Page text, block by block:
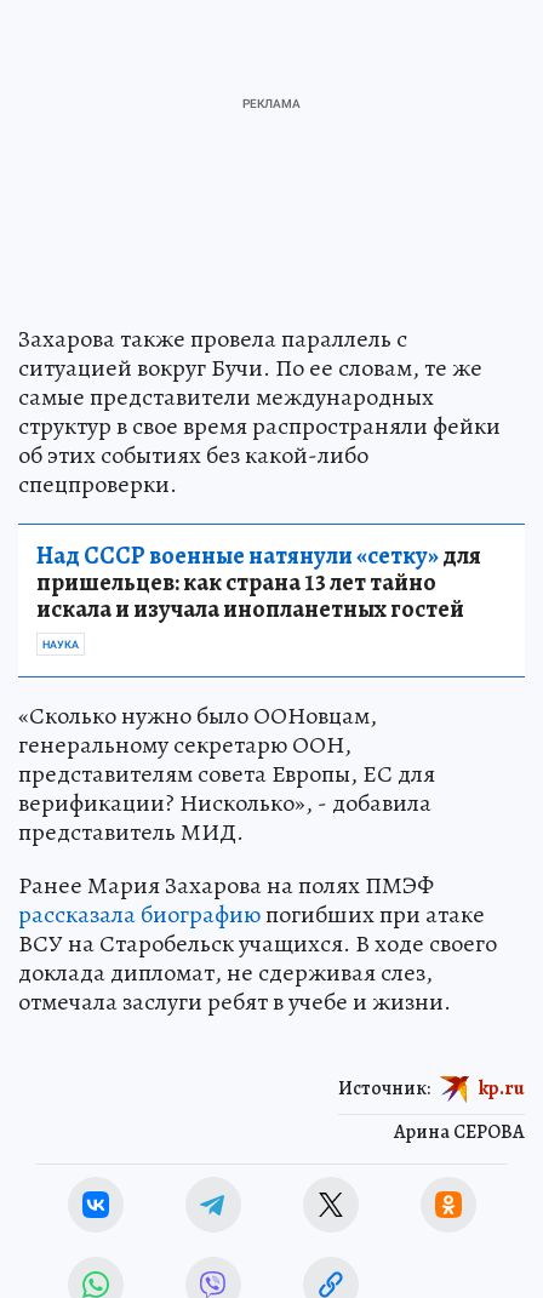
Захарова также провела параллель с
ситуацией вокруг Бучи. По ее словам, те же
самые представители международных
структур в свое время распространяли фейки
об этих событиях без какой-либо
спецпроверки.
Над СССР военные натянули «сетку»для
пришельцев: как страна 13 лет тайно
искала и изучала инопланетных гостей
НАУКА
«Сколько нужно было ООНовцам,
генеральному секретарю ООН,
представителям совета Европы, ЕС для
верификации? Нисколько», - добавила
представитель МИД.
Ранее Мария Захарова на полях ПМЭФ
рассказала биографиюпогибших при атаке
ВСУ на Старобельск учащихся. В ходе своего
доклада дипломат, не сдерживая слез,
отмечала заслуги ребят в учебе и жизни.
Арина СЕРОВА
Источник: kp.ru